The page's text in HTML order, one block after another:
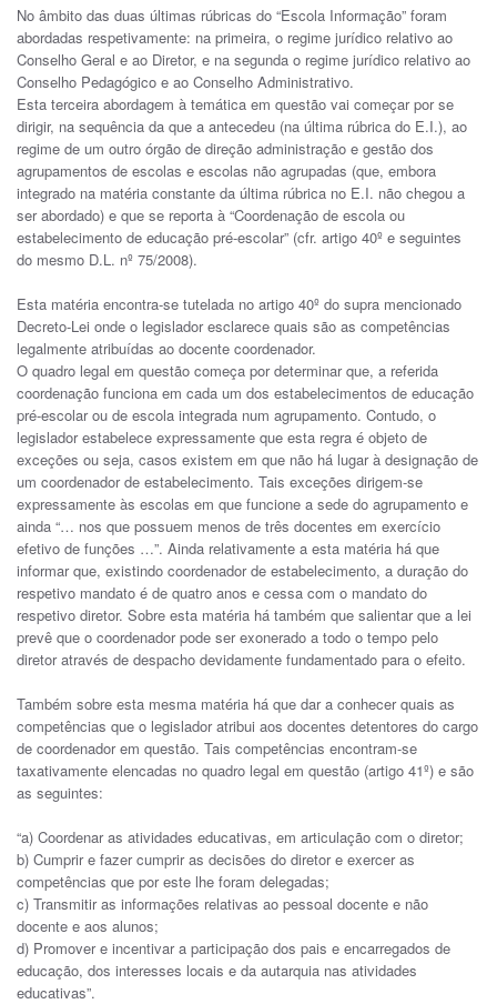
No âmbito das duas últimas rúbricas do “Escola Informação” foram
abordadas respetivamente: na primeira, o regime jurídico relativo ao
Conselho Geral e ao Diretor, e na segunda o regime jurídico relativo ao
Conselho Pedagógico e ao Conselho Administrativo.
Esta terceira abordagem à temática em questão vai começar por se
dirigir, na sequência da que a antecedeu (na última rúbrica do E.I.), ao
regime de um outro órgão de direção administração e gestão dos
agrupamentos de escolas e escolas não agrupadas (que, embora
integrado na matéria constante da última rúbrica no E.I. não chegou a
ser abordado) e que se reporta à “Coordenação de escola ou
estabelecimento de educação pré-escolar” (cfr. artigo 40º e seguintes
do mesmo D.L. nº 75/2008).
Esta matéria encontra-se tutelada no artigo 40º do supra mencionado
Decreto-Lei onde o legislador esclarece quais são as competências
legalmente atribuídas ao docente coordenador.
O quadro legal em questão começa por determinar que, a referida
coordenação funciona em cada um dos estabelecimentos de educação
pré-escolar ou de escola integrada num agrupamento. Contudo, o
legislador estabelece expressamente que esta regra é objeto de
exceções ou seja, casos existem em que não há lugar à designação de
um coordenador de estabelecimento. Tais exceções dirigem-se
expressamente às escolas em que funcione a sede do agrupamento e
ainda “… nos que possuem menos de três docentes em exercício
efetivo de funções …”. Ainda relativamente a esta matéria há que
informar que, existindo coordenador de estabelecimento, a duração do
respetivo mandato é de quatro anos e cessa com o mandato do
respetivo diretor. Sobre esta matéria há também que salientar que a lei
prevê que o coordenador pode ser exonerado a todo o tempo pelo
diretor através de despacho devidamente fundamentado para o efeito.
Também sobre esta mesma matéria há que dar a conhecer quais as
competências que o legislador atribui aos docentes detentores do cargo
de coordenador em questão. Tais competências encontram-se
taxativamente elencadas no quadro legal em questão (artigo 41º) e são
as seguintes:
“a) Coordenar as atividades educativas, em articulação com o diretor;
b) Cumprir e fazer cumprir as decisões do diretor e exercer as
competências que por este lhe foram delegadas;
c) Transmitir as informações relativas ao pessoal docente e não
docente e aos alunos;
d) Promover e incentivar a participação dos pais e encarregados de
educação, dos interesses locais e da autarquia nas atividades
educativas”.